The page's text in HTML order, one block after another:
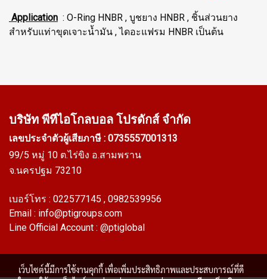
Application : O-Ring HNBR , บูชยาง HNBR , ชิ้นส่วนยาง
สำหรับแท่าขุดเจาะน้ำมัน , ไดอะแฟรม HNBR เป็นต้น
บริษัท พีทีไอโกลบอล โปรดักส์ จำกัด
เลขประจำตัวผู้เสียภาษี : 0735557001313
99/5 หมู่ 10 ต.ไร่ขิง อ.สามพราน
จ.นครปฐม 73210
เบอร์โทร : 022577145 , 0982539956
Email : info@ptigroups.com
Line Official Account : @ptiglobal
เว็บไซต์นี้มีการใช้งานคุกกี้ เพื่อเพิ่มประสิทธิภาพและประสบการณ์ที่ดี